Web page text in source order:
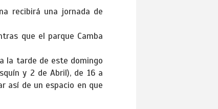
recibirá una jornada de
que el parque Camba
la tarde de este domingo
y 2 de Abril), de 16 a
así de un espacio en que